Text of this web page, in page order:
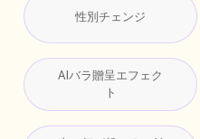
性別チェンジ
AIバラ贈呈エフェク
ト